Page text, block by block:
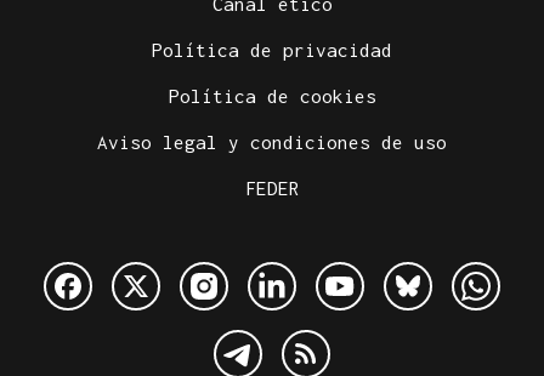
Política de privacidad
Política de cookies
Aviso legal y condiciones de uso
FEDER